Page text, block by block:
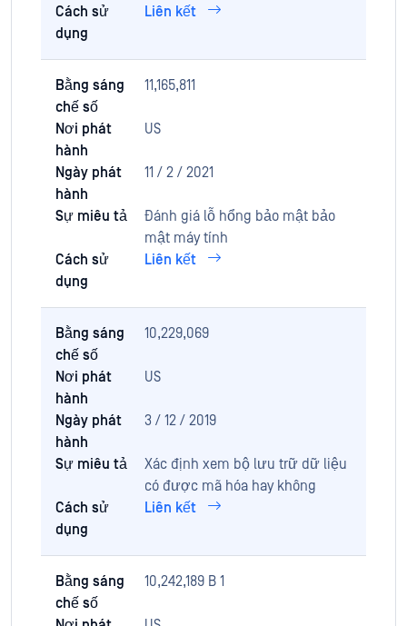
Cách sử
dụng
Liên kết
Bằng sáng
chế số
11,165,811
Nơi phát
hành
US
Ngày phát
hành
11 / 2 / 2021
Sự miêu tả
Đánh giá lỗ hổng bảo mật bảo
mật máy tính
Cách sử
dụng
Liên kết
Bằng sáng
chế số
10,229,069
Nơi phát
hành
US
Ngày phát
hành
3 / 12 / 2019
Sự miêu tả
Xác định xem bộ lưu trữ dữ liệu
có được mã hóa hay không
Cách sử
dụng
Liên kết
Bằng sáng
chế số
10,242,189 B 1